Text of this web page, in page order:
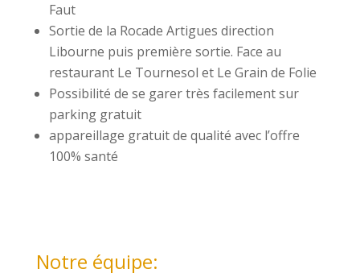
Faut
Sortie de la Rocade Artigues direction
Libourne puis première sortie. Face au
restaurant Le Tournesol et Le Grain de Folie
Possibilité de se garertrès facilement sur
parking gratuit
appareillage gratuit de qualité avec l’offre
100% santé
Notre équipe: